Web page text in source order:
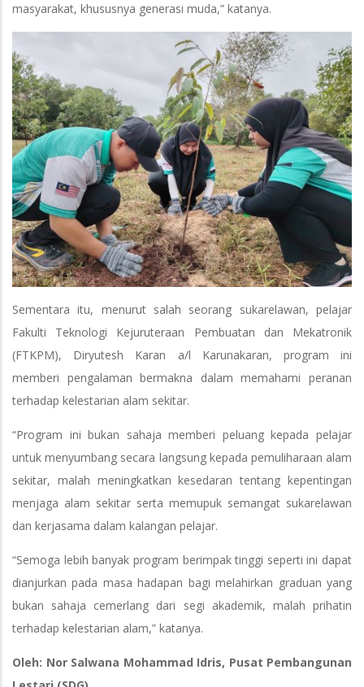
masyarakat, khususnya generasi muda,” katanya.
Sementara itu, menurut salah seorang sukarelawan, pelajar
Fakulti Teknologi Kejuruteraan Pembuatan dan Mekatronik
(FTKPM), Diryutesh Karan a/l Karunakaran, program ini
memberi pengalaman bermakna dalam memahami peranan
terhadap kelestarian alam sekitar.
“Program ini bukan sahaja memberi peluang kepada pelajar
untuk menyumbang secara langsung kepada pemuliharaan alam
sekitar, malah meningkatkan kesedaran tentang kepentingan
menjaga alam sekitar serta memupuk semangat sukarelawan
dan kerjasama dalam kalangan pelajar.
“Semoga lebih banyak program berimpak tinggi seperti ini dapat
dianjurkan pada masa hadapan bagi melahirkan graduan yang
bukan sahaja cemerlang dari segi akademik, malah prihatin
terhadap kelestarian alam,” katanya.
Oleh: Nor Salwana Mohammad Idris, Pusat Pembangunan